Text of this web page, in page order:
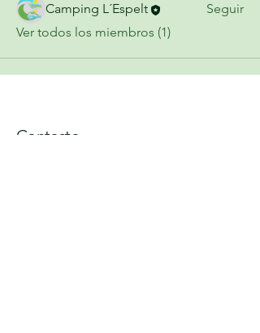
Camping L´Espelt
Seguir
Ver todos los miembros (1)
Contacto